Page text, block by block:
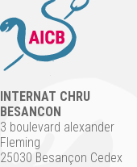
INTERNAT CHRU
BESANCON
3 boulevard alexander
Fleming
25030 Besançon Cedex